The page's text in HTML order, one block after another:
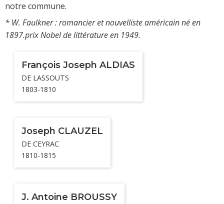
notre commune.
* W. Faulkner : romancier et nouvelliste américain né en
1897.prix Nobel de littérature en 1949.
François Joseph ALDIAS
DE LASSOUTS
1803-1810
Joseph CLAUZEL
DE CEYRAC
1810-1815
J. Antoine BROUSSY